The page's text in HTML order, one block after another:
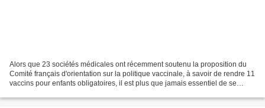
Alors que 23 sociétés médicales ont récemment soutenu la proposition du
Comité français d'orientation sur la politique vaccinale, à savoir de rendre 11
vaccins pour enfants obligatoires, il est plus que jamais essentiel de se